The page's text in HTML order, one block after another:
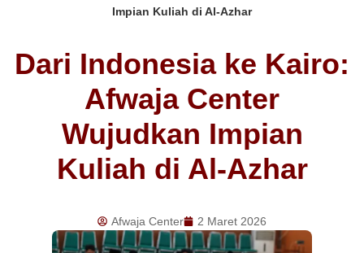
Impian Kuliah di Al-Azhar
Dari Indonesia ke Kairo:
Afwaja Center
Wujudkan Impian
Kuliah di Al-Azhar
Afwaja Center 2 Maret 2026